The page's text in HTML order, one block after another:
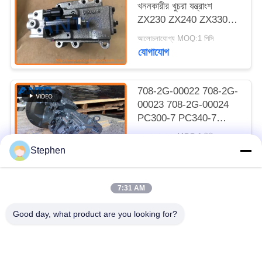
খননকারীর খুচরা যন্ত্রাংশ
ZX230 ZX240 ZX330
ZX350 ZX450 এর জন্য
উপযুক্ত
আলোচনাযোগ্য MOQ:1 পিসি
যোগাযোগ
708-2G-00022 708-2G-
00023 708-2G-00024
PC300-7 PC340-7
PC350-7 এর জন্য
আলোচনাযোগ্য MOQ:1 পিসিএস
Stephen
7:31 AM
Good day, what product are you looking for?